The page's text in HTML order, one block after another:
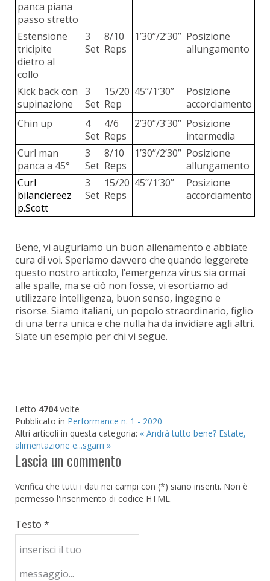
panca piana
passo stretto
Estensione
tricipite
dietro al
collo
3
Set
8/10
Reps
1’30’’/2’30’’ Posizione
allungamento
Kick back con
supinazione
3
Set
15/20
Rep
45’’/1’30’’
Posizione
accorciamento
Chin up
4
Set
4/6
Reps
2’30’’/3’30’’ Posizione
intermedia
Curl man
panca a 45°
3
Set
8/10
Reps
1’30’’/2’30’’ Posizione
allungamento
Curl
bilanciereez
p.Scott
3
Set
15/20
Reps
45’’/1’30’’
Posizione
accorciamento
Bene, vi auguriamo un buon allenamento e abbiate
cura di voi. Speriamo davvero che quando leggerete
questo nostro articolo, l’emergenza virus sia ormai
alle spalle, ma se ciò non fosse, vi esortiamo ad
utilizzare intelligenza, buon senso, ingegno e
risorse. Siamo italiani, un popolo straordinario, figlio
di una terra unica e che nulla ha da invidiare agli altri.
Siate un esempio per chi vi segue.
Letto 4704volte
Pubblicato in Performance n. 1 - 2020
Altri articoli in questa categoria: « Andrà tutto bene? Estate,
alimentazione e...sgarri »
Lascia un commento
Verifica che tutti i dati nei campi con (*) siano inseriti. Non è
permesso l'inserimento di codice HTML.
Testo *